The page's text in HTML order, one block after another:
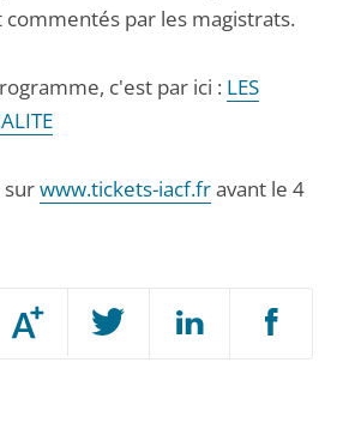
Augmenter
ou
commentés par les magistrats.
c'est par ici : LES
surwww.tickets-iacf.fravant le 4